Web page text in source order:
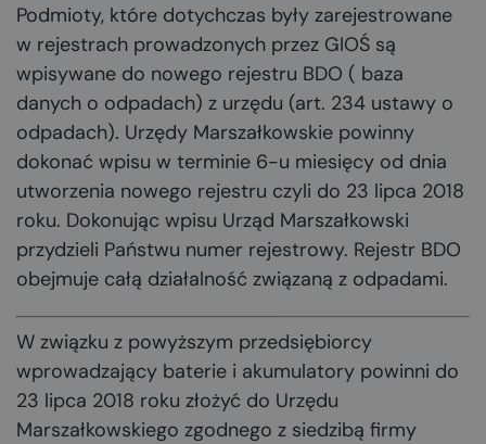
Podmioty, które dotychczas były zarejestrowane
w rejestrach prowadzonych przez GIOŚ są
wpisywane do nowego rejestru BDO ( baza
danych o odpadach) z urzędu (art. 234 ustawy o
odpadach). Urzędy Marszałkowskie powinny
dokonać wpisu w terminie 6-u miesięcy od dnia
utworzenia nowego rejestru czyli do 23 lipca 2018
roku. Dokonując wpisu Urząd Marszałkowski
przydzieli Państwu numer rejestrowy. Rejestr BDO
obejmuje całą działalność związaną z odpadami.
W związku z powyższym przedsiębiorcy
wprowadzający baterie i akumulatory powinni do
23 lipca 2018 roku złożyć do Urzędu
Marszałkowskiego zgodnego z siedzibą firmy